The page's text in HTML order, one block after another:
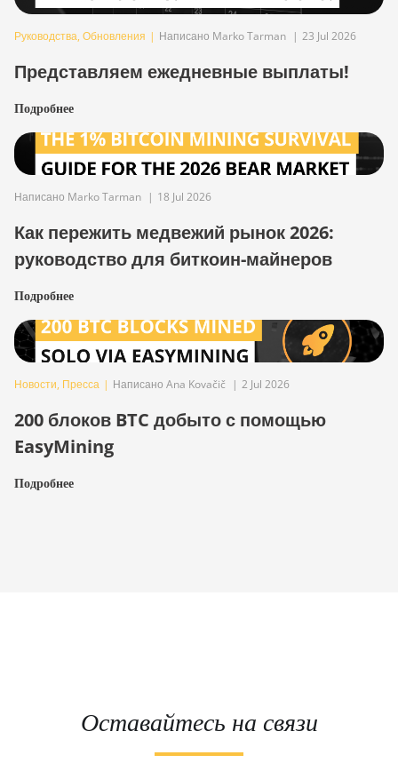
Руководства, Обновления | Написано Marko Tarman | 23 Jul 2026
Представляем ежедневные выплаты!
Подробнее
Написано Marko Tarman | 18 Jul 2026
Как пережить медвежий рынок 2026:
руководство для биткоин-майнеров
Подробнее
Новости, Пресса | Написано Ana Kovačič | 2 Jul 2026
200 блоков BTC добыто с помощью
EasyMining
Подробнее
Оставайтесь на связи